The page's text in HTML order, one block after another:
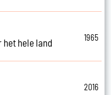
hele land
1965
2016